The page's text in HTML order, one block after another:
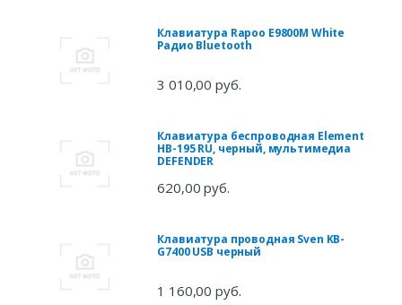
Клавиатура Rapoo E9800M White
Радио Bluetooth
3 010,00 руб.
Клавиатура беспроводная Element
HB-195 RU, черный, мультимедиа
DEFENDER
620,00 руб.
Клавиатура проводная Sven KB-
G7400 USB черный
1 160,00 руб.